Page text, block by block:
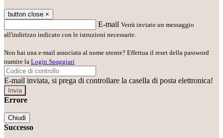
button close ×
E-mail Verrà inviato un messaggio
all'indirizzo indicato con le istruzioni necessarie.
Non hai una e-mail associata al nome utente? Effettua il reset della password
tramite la Login Spaggiari
E-mail inviata, si prega di controllare la casella di posta elettronica!
Errore
Chiudi
Successo